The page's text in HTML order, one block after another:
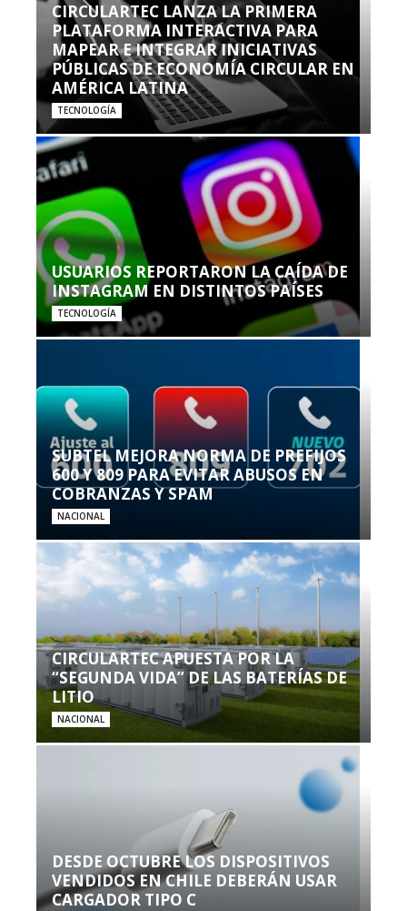
CIRCULARTEC LANZA LA PRIMERA
PLATAFORMA INTERACTIVA PARA
MAPEAR E INTEGRAR INICIATIVAS
PÚBLICAS DE ECONOMÍA CIRCULAR EN
AMÉRICA LATINA
TECNOLOGÍA
USUARIOS REPORTARON LA CAÍDA DE
INSTAGRAM EN DISTINTOS PAÍSES
TECNOLOGÍA
SUBTEL MEJORA NORMA DE PREFIJOS
600 Y 809 PARA EVITAR ABUSOS EN
COBRANZAS Y SPAM
NACIONAL
CIRCULARTEC APUESTA POR LA
“SEGUNDA VIDA” DE LAS BATERÍAS DE
LITIO
NACIONAL
DESDE OCTUBRE LOS DISPOSITIVOS
VENDIDOS EN CHILE DEBERÁN USAR
CARGADOR TIPO C